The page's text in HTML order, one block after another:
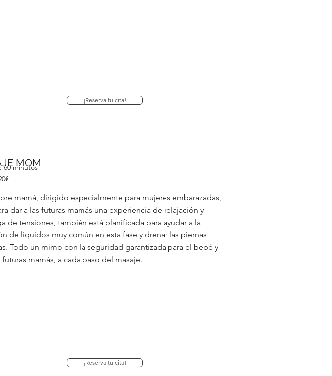
¡Reserva tu cita!
60 minutos
MOM
mamá, dirigido especialmente para mujeres embarazadas,
dar a las futuras mamás una experiencia de relajación y
de tensiones, también está planificada para ayudar a la
de líquidos muy común en esta fase y drenar las piernas
Todo un mimo con la seguridad garantizada para el bebé y
futuras mamás, a cada paso del masaje.
¡Reserva tu cita!